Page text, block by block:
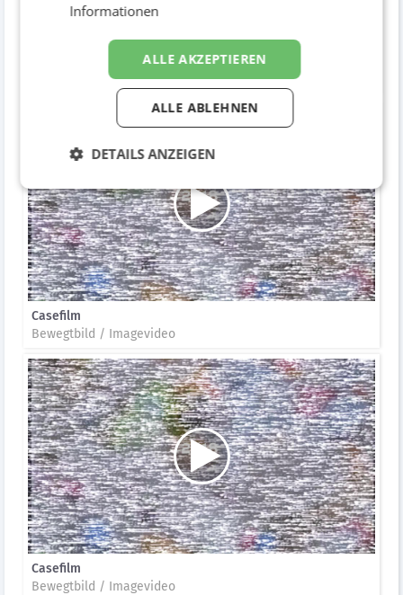
Bewegtbild / Imagevideo
Casefilm
Bewegtbild / Imagevideo
Casefilm
Bewegtbild / Imagevideo
Informationen
ALLE AKZEPTIEREN
ALLE ABLEHNEN
DETAILS ANZEIGEN